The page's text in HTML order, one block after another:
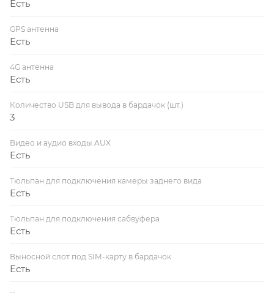
Есть
GPS антенна
Есть
4G антенна
Есть
Количество USB для вывода в бардачок (шт.)
3
Видео и аудио входы AUX
Есть
Тюльпан для подключения камеры заднего вида
Есть
Тюльпан для подключения сабвуфера
Есть
Выносной слот под SIM-карту в бардачок
Есть